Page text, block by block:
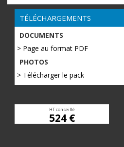
TÉLÉCHARGEMENTS
DOCUMENTS
> Page au format PDF
PHOTOS
> Télécharger le pack
HT conseillé
524 €